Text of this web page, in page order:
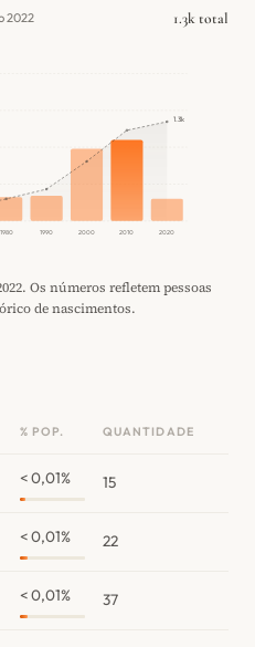
2022 1.3k total
1980 1990 2000 2010 2020
1.3k
Os números refletem pessoas
de nascimentos.
% POP. QUANTIDADE
< 0,01% 15
< 0,01% 22
< 0,01% 37